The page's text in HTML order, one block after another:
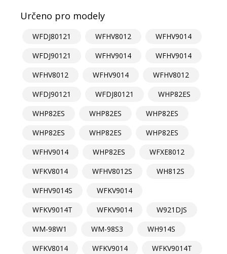
Určeno pro modely
WFDJ80121 WFHV8012
WFHV9014
WFDJ90121
WFHV9014
WFHV9014
WFHV8012
WFHV9014
WFHV8012
WFDJ90121
WFDJ80121
WHP82ES
WHP82ES
WHP82ES
WHP82ES
WHP82ES
WHP82ES
WHP82ES
WFHV9014
WHP82ES
WFXE8012
WFKV8014
WFHV8012S
WH812S
WFHV9014S
WFKV9014
WFKV9014T
WFKV9014
W921DJS
WM-98W1
WM-98S3
WH914S
WFKV8014
WFKV9014
WFKV9014T